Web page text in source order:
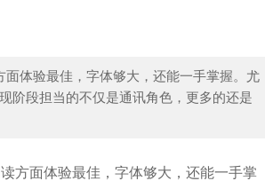
体验最佳，字体够大，还能一手掌握。尤
阶段担当的不仅是通讯角色，更多的还是
方面体验最佳，字体够大，还能一手掌
登